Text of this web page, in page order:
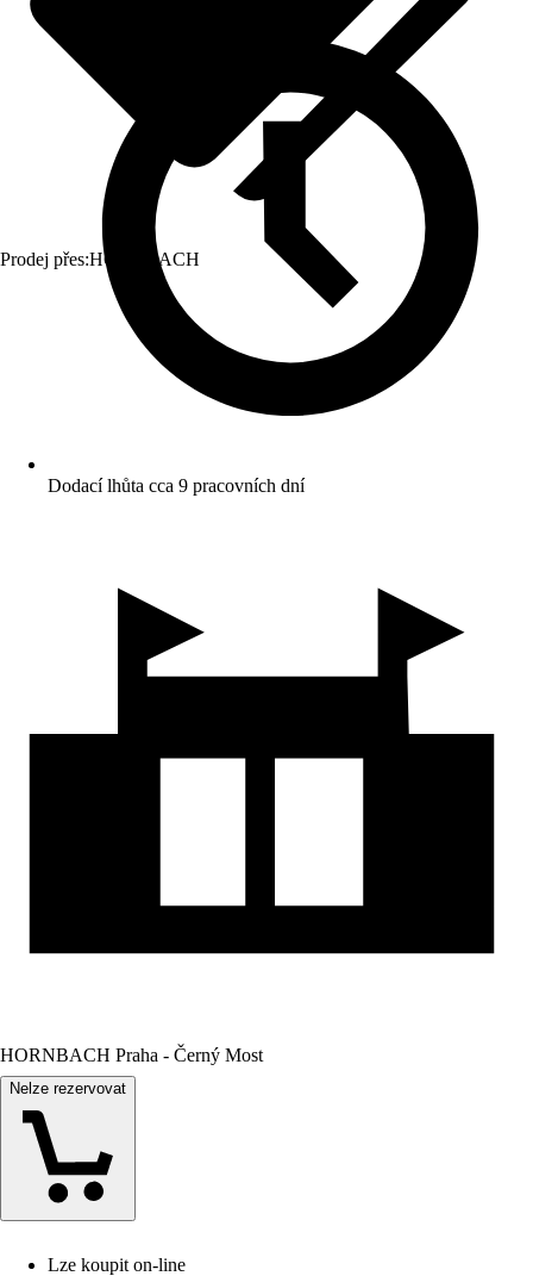
Prodej přes:HORNBACH
Dodací lhůta cca 9 pracovních dní
HORNBACH Praha - Černý Most
Nelze rezervovat
Lze koupit on-line